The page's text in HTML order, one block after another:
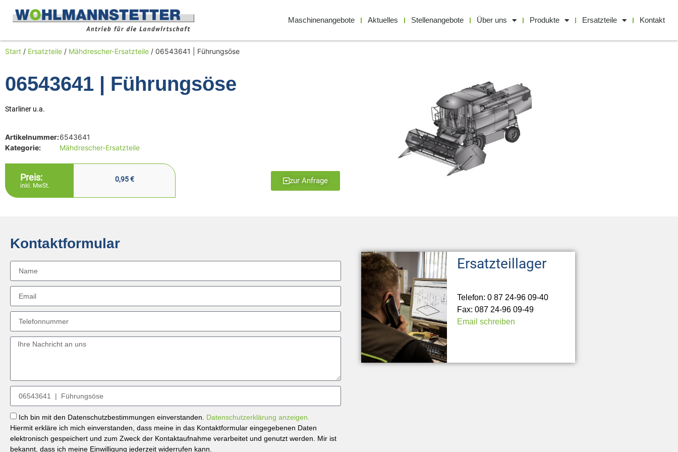
Maschinenangebote Aktuelles Stellenangebote Über uns Produkte Ersatzteile Kontakt
Start / Ersatzteile / Mähdrescher-Ersatzteile / 06543641 | Führungsöse
06543641 | Führungsöse
Starliner u.a.
Artikelnummer:6543641
Kategorie:
Mähdrescher-Ersatzteile
Preis:
inkl. MwSt.
0,95€ zur Anfrage
Kontaktformular
Ich bin mit den Datenschutzbestimmungen einverstanden. Datenschutzerklärung anzeigen.
Hiermit erkläre ich mich einverstanden, dass meine in das Kontaktformular eingegebenen Daten
elektronisch gespeichert und zum Zweck der Kontaktaufnahme verarbeitet und genutzt werden. Mir ist
bekannt, dass ich meine Einwilligung jederzeit widerrufen kann.
Ersatzteillager
Telefon: 0 87 24-96 09-40
Fax: 087 24-96 09-49
Email schreiben